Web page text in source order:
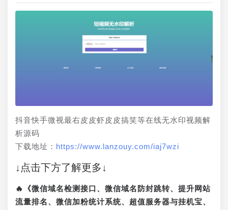
抖音快手微视最右皮皮虾皮皮搞笑等在线无水印视频解
析源码
下载地址： https://www.lanzouy.com/iaj7wzi
↓点击下方了解更多↓
🔥《微信域名检测接口、微信域名防封跳转、提升网站
流量排名、微信加粉统计系统、超值服务器与挂机宝、